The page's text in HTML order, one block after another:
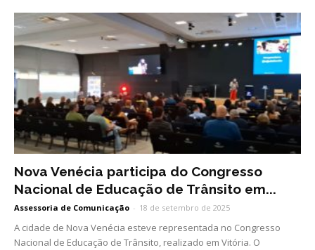
Nova Venécia participa do Congresso
Nacional de Educação de Trânsito em...
Assessoria de Comunicação - 18 de setembro de 2025
A cidade de Nova Venécia esteve representada no Congresso
Nacional de Educação de Trânsito, realizado em Vitória. O